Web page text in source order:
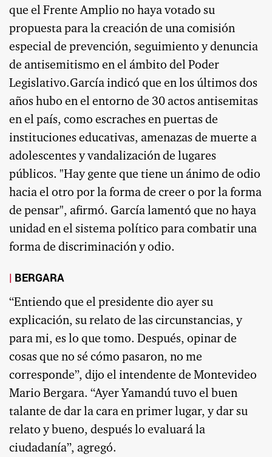
que el Frente Amplio no haya votado su
propuesta para la creación de una comisión
especial de prevención, seguimiento y denuncia
de antisemitismo en el ámbito del Poder
Legislativo.García indicó que en los últimos dos
años hubo en el entorno de 30 actos antisemitas
en el país, como escraches en puertas de
instituciones educativas, amenazas de muerte a
adolescentes y vandalización de lugares
públicos. "Hay gente que tiene un ánimo de odio
hacia el otro por la forma de creer o por la forma
de pensar", afirmó. García lamentó que no haya
unidad en el sistema político para combatir una
forma de discriminación y odio.
BERGARA
“Entiendo que el presidente dio ayer su
explicación, su relato de las circunstancias, y
para mi, es lo que tomo. Después, opinar de
cosas que no sé cómo pasaron, no me
corresponde”, dijo el intendente de Montevideo
Mario Bergara. “Ayer Yamandú tuvo el buen
talante de dar la cara en primer lugar, y dar su
relato y bueno, después lo evaluará la
ciudadanía”, agregó.